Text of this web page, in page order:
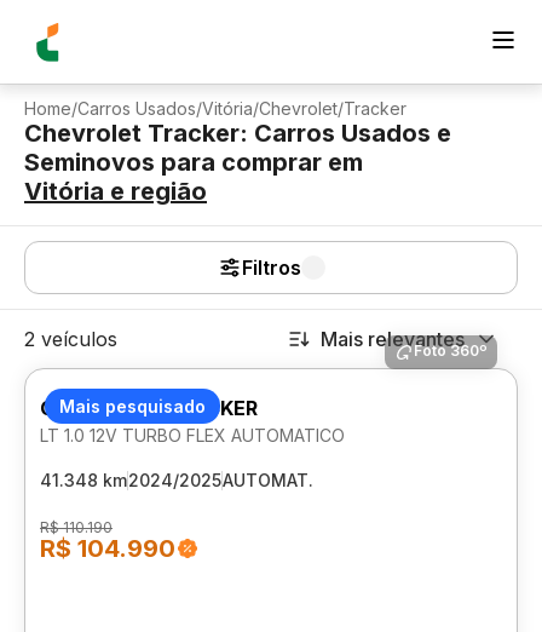
Home/Carros Usados/Vitória/Chevrolet/Tracker
Chevrolet Tracker: Carros Usados e
Seminovos para comprar em
Vitória e região
Filtros
2 veículos Mais relevantes
Mais pesquisado
Foto 360º
CHEVROLET TRACKER
LT 1.0 12V TURBO FLEX AUTOMATICO
41.348 km2024/2025AUTOMAT.
R$ 110.190
R$ 104.990